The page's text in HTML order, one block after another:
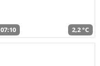
07:10 2,2 °C